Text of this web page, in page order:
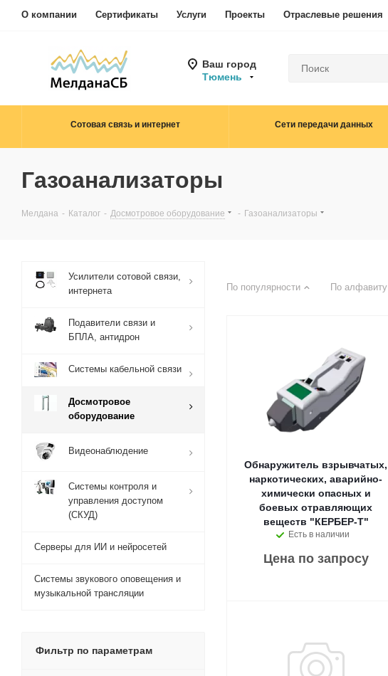
О компании Сертификаты Услуги Проекты Отраслевые решения
Ваш город
Тюмень
Сотовая связь и интернет Сети передачи данных
Газоанализаторы
Мелдана - Каталог - Досмотровое оборудование - Газоанализаторы
По популярности По алфавиту
Обнаружитель взрывчатых,
наркотических, аварийно-
химически опасных и
боевых отравляющих
веществ "КЕРБЕР-Т"
Есть в наличии
Цена по запросу
Усилители сотовой связи,
интернета
Подавители связи и
БПЛА, антидрон
Системы кабельной связи
Досмотровое
оборудование
Видеонаблюдение
Системы контроля и
управления доступом
(СКУД)
Серверы для ИИ и нейросетей
Системы звукового оповещения и
музыкальной трансляции
Фильтр по параметрам